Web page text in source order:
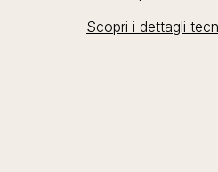
Scopri i dettagli